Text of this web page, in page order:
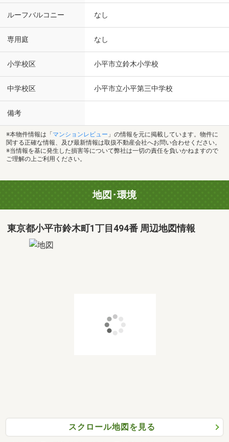
ルーフバルコニー なし
専用庭 なし
小学校区 小平市立鈴木小学校
中学校区 小平市立小平第三中学校
備考
※本物件情報は「 マンションレビュー 」の情報を元に掲載しています。物件に
関する正確な情報、及び最新情報は取扱不動産会社へお問い合わせください。
※当情報を基に発生した損害等について弊社は一切の責任を負いかねますので
ご理解の上ご利用ください。
地図･環境
東京都小平市鈴木町1丁目494番 周辺地図情報
スクロール地図を見る